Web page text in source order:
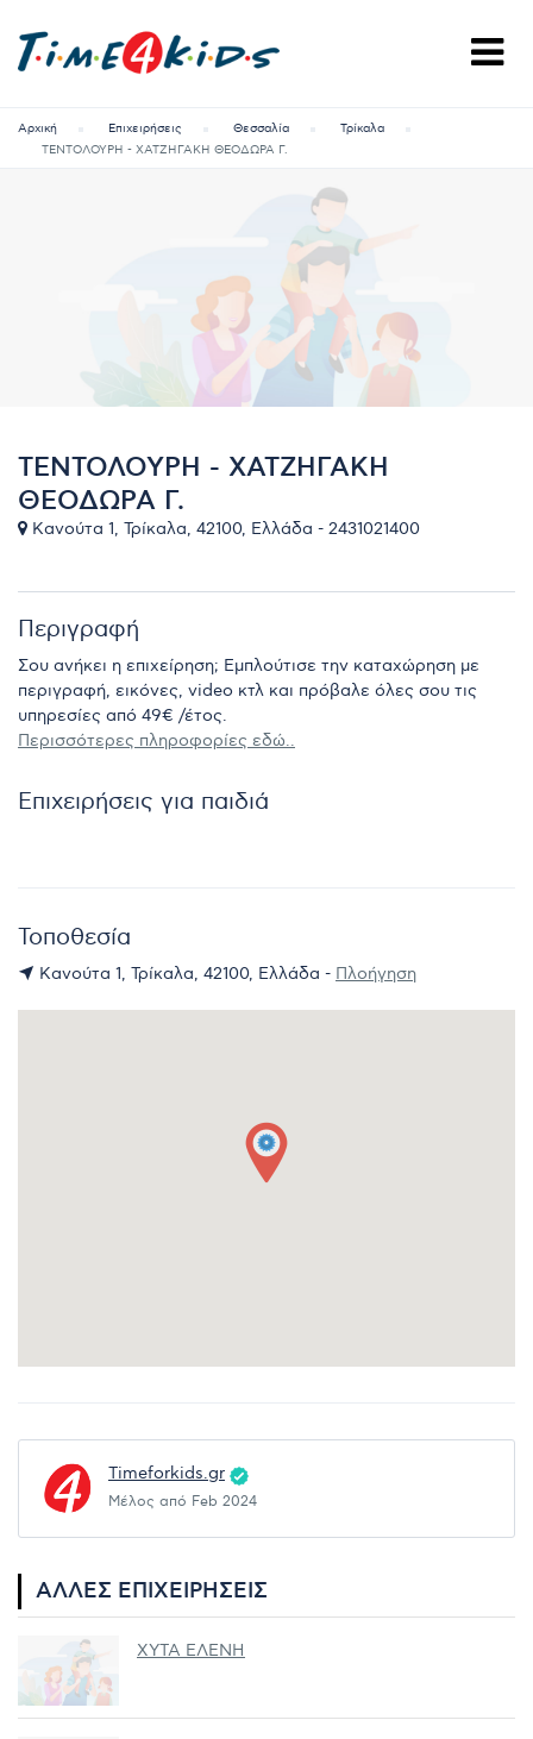
Αρχική Επιχειρήσεις Θεσσαλία
Τρίκαλα
ΤΕΝΤΟΛΟΥΡΗ - ΧΑΤΖΗΓΑΚΗ ΘΕΟΔΩΡΑ Γ.
ΤΕΝΤΟΛΟΥΡΗ - ΧΑΤΖΗΓΑΚΗ
ΘΕΟΔΩΡΑ Γ.
Κανούτα 1, Τρίκαλα, 42100, Ελλάδα - 2431021400
Περιγραφή
Σου ανήκει η επιχείρηση; Εμπλούτισε την καταχώρηση με
περιγραφή, εικόνες, video κτλ και πρόβαλε όλες σου τις
υπηρεσίες από 49€ /έτος.
Περισσότερες πληροφορίες εδώ..
Επιχειρήσεις για παιδιά
Τοποθεσία
Κανούτα 1, Τρίκαλα, 42100, Ελλάδα - Πλοήγηση
Timeforkids.gr
Μέλος από Feb 2024
ΆΛΛΕΣ ΕΠΙΧΕΙΡΉΣΕΙΣ
ΧΥΤΑ ΕΛΕΝΗ